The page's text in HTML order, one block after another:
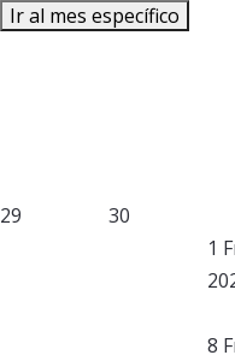
Ir al mes específico
29
30
1
8